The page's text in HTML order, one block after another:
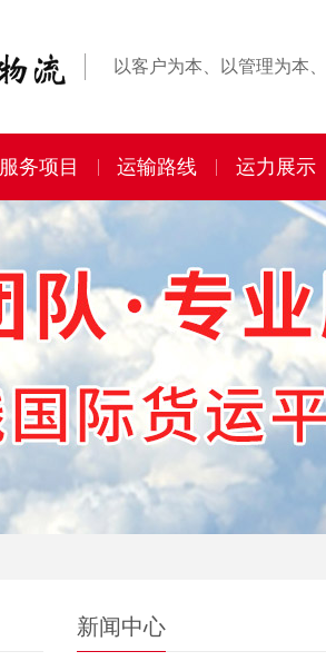
以客户为本、以管理为本
服务项目 运输路线 运力展示
新闻中心